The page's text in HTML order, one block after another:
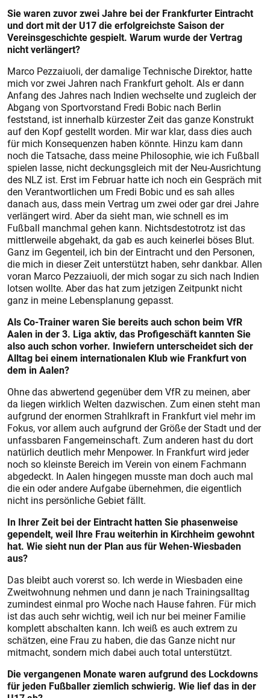
Sie waren zuvor zwei Jahre bei der Frankfurter Eintracht
und dort mit der U17 die erfolgreichste Saison der
Vereinsgeschichte gespielt. Warum wurde der Vertrag
nicht verlängert?
Marco Pezzaiuoli, der damalige Technische Direktor, hatte
mich vor zwei Jahren nach Frankfurt geholt. Als er dann
Anfang des Jahres nach Indien wechselte und zugleich der
Abgang von Sportvorstand Fredi Bobic nach Berlin
feststand, ist innerhalb kürzester Zeit das ganze Konstrukt
auf den Kopf gestellt worden. Mir war klar, dass dies auch
für mich Konsequenzen haben könnte. Hinzu kam dann
noch die Tatsache, dass meine Philosophie, wie ich Fußball
spielen lasse, nicht deckungsgleich mit der Neu-Ausrichtung
des NLZ ist. Erst im Februar hatte ich noch ein Gespräch mit
den Verantwortlichen um Fredi Bobic und es sah alles
danach aus, dass mein Vertrag um zwei oder gar drei Jahre
verlängert wird. Aber da sieht man, wie schnell es im
Fußball manchmal gehen kann. Nichtsdestotrotz ist das
mittlerweile abgehakt, da gab es auch keinerlei böses Blut.
Ganz im Gegenteil, ich bin der Eintracht und den Personen,
die mich in dieser Zeit unterstützt haben, sehr dankbar. Allen
voran Marco Pezzaiuoli, der mich sogar zu sich nach Indien
lotsen wollte. Aber das hat zum jetzigen Zeitpunkt nicht
ganz in meine Lebensplanung gepasst.
Als Co-Trainer waren Sie bereits auch schon beim VfR
Aalen in der 3. Liga aktiv, das Profigeschäft kannten Sie
also auch schon vorher. Inwiefern unterscheidet sich der
Alltag bei einem internationalen Klub wie Frankfurt von
dem in Aalen?
Ohne das abwertend gegenüber dem VfR zu meinen, aber
da liegen wirklich Welten dazwischen. Zum einen steht man
aufgrund der enormen Strahlkraft in Frankfurt viel mehr im
Fokus, vor allem auch aufgrund der Größe der Stadt und der
unfassbaren Fangemeinschaft. Zum anderen hast du dort
natürlich deutlich mehr Menpower. In Frankfurt wird jeder
noch so kleinste Bereich im Verein von einem Fachmann
abgedeckt. In Aalen hingegen musste man doch auch mal
die ein oder andere Aufgabe übernehmen, die eigentlich
nicht ins persönliche Gebiet fällt.
In Ihrer Zeit bei der Eintracht hatten Sie phasenweise
gependelt, weil Ihre Frau weiterhin in Kirchheim gewohnt
hat. Wie sieht nun der Plan aus für Wehen-Wiesbaden
aus?
Das bleibt auch vorerst so. Ich werde in Wiesbaden eine
Zweitwohnung nehmen und dann je nach Trainingsalltag
zumindest einmal pro Woche nach Hause fahren. Für mich
ist das auch sehr wichtig, weil ich nur bei meiner Familie
komplett abschalten kann. Ich weiß es auch extrem zu
schätzen, eine Frau zu haben, die das Ganze nicht nur
mitmacht, sondern mich dabei auch total unterstützt.
Die vergangenen Monate waren aufgrund des Lockdowns
für jeden Fußballer ziemlich schwierig. Wie lief das in der